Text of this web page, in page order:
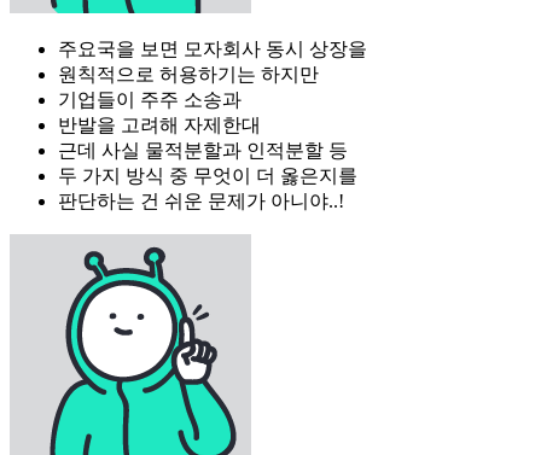
주요국을 보면 모자회사 동시 상장을
원칙적으로 허용하기는 하지만
기업들이 주주 소송과
반발을 고려해 자제한대
근데 사실 물적분할과 인적분할 등
두 가지 방식 중 무엇이 더 옳은지를
판단하는 건 쉬운 문제가 아니야..!